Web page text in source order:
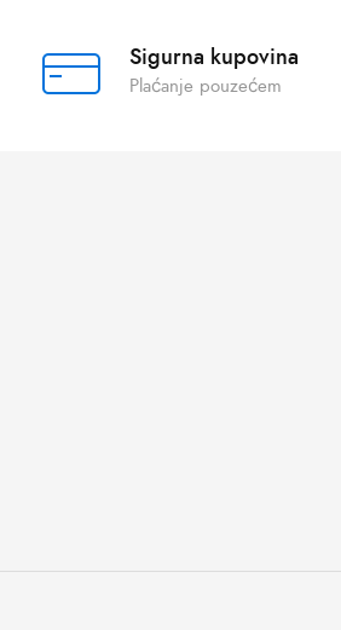
Sigurna kupovina
Plaćanje pouzećem